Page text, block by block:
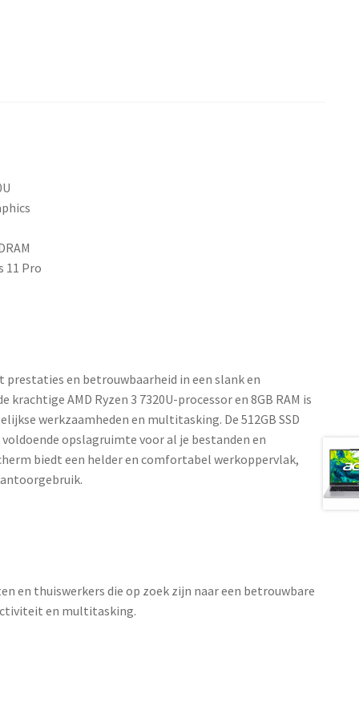
11 Pro
prestaties en betrouwbaarheid in een slank en
AMD Ryzen 3 7320U-processor en 8GB RAM is
werkzaamheden en multitasking. De 512GB SSD
opslagruimte voor al je bestanden en
biedt een helder en comfortabel werkoppervlak,
en thuiswerkers die op zoek zijn naar een betrouwbare
en multitasking.